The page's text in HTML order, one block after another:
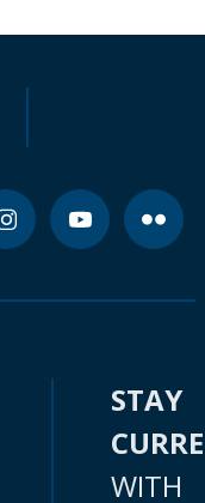
STAY
WITH